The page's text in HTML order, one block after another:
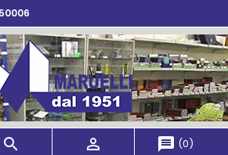
  message (0)